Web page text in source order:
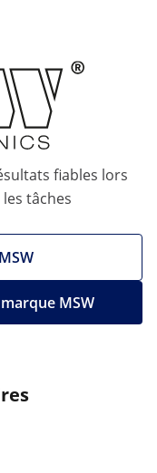
fiables lors
tâches
MSW